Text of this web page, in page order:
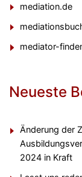
mediation.de
mediator-
Neueste
Änderung der
2024 in Kraft